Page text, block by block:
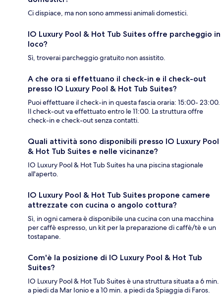
Ci dispiace, ma non sono ammessi animali domestici.
IO Luxury Pool & Hot Tub Suites offre parcheggio in
loco?
Sì, troverai parcheggio gratuito non assistito.
A che ora si effettuano il check-in e il check-out
presso IO Luxury Pool & Hot Tub Suites?
Puoi effettuare il check-in in questa fascia oraria: 15:00- 23:00.
Il check-out va effettuato entro le 11:00. La struttura offre
check-in e check-out senza contatti.
Quali attività sono disponibili presso IO Luxury Pool
& Hot Tub Suites e nelle vicinanze?
IO Luxury Pool & Hot Tub Suites ha una piscina stagionale
all'aperto.
IO Luxury Pool & Hot Tub Suites propone camere
attrezzate con cucina o angolo cottura?
Sì, in ogni camera è disponibile una cucina con una macchina
per caffè espresso, un kit per la preparazione di caffè/tè e un
tostapane.
Com'è la posizione di IO Luxury Pool & Hot Tub
Suites?
IO Luxury Pool & Hot Tub Suites è una struttura situata a 6 min.
a piedi da Mar Ionio e a 10 min. a piedi da Spiaggia di Faros.